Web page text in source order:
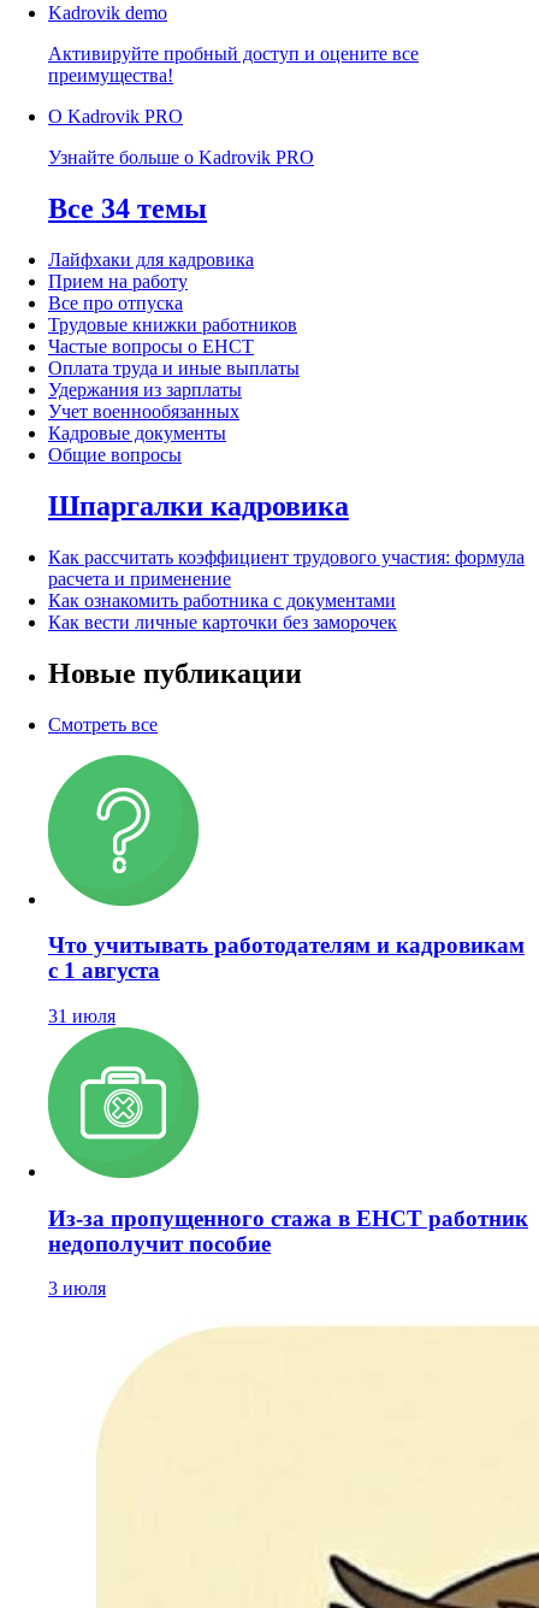
Kadrovik demo
Активируйте пробный доступ и оцените все
преимущества!
О Kadrovik PRO
Узнайте больше о Kadrovik PRO
Все 34 темы
Лайфхаки для кадровика
Прием на работу
Все про отпуска
Трудовые книжки работников
Частые вопросы о ЕНСТ
Оплата труда и иные выплаты
Удержания из зарплаты
Учет военнообязанных
Кадровые документы
Общие вопросы
Шпаргалки кадровика
Как рассчитать коэффициент трудового участия: формула
расчета и применение
Как ознакомить работника с документами
Как вести личные карточки без заморочек
Новые публикации
Смотреть все
Что учитывать работодателям и кадровикам
с 1 августа
31 июля
Из-за пропущенного стажа в ЕНСТ работник
недополучит пособие
3 июля